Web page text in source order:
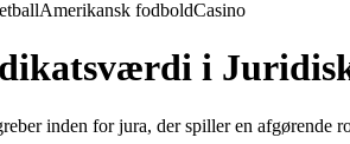
Amerikansk fodboldCasino
i
inden for jura, der spiller en afgørende